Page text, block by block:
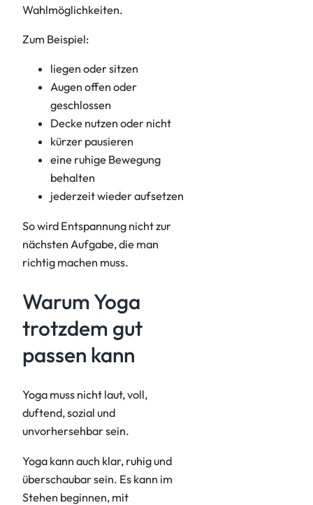
Wahlmöglichkeiten.
Zum Beispiel:
liegen oder sitzen
Augen offen oder
geschlossen
Decke nutzen oder nicht
kürzer pausieren
eine ruhige Bewegung
behalten
jederzeit wieder aufsetzen
So wird Entspannung nicht zur
nächsten Aufgabe, die man
richtig machen muss.
Warum Yoga
trotzdem gut
passen kann
Yoga muss nicht laut, voll,
duftend, sozial und
unvorhersehbar sein.
Yoga kann auch klar, ruhig und
überschaubar sein. Es kann im
Stehen beginnen, mit